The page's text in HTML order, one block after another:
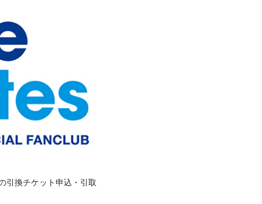
引換チケット申込・引取